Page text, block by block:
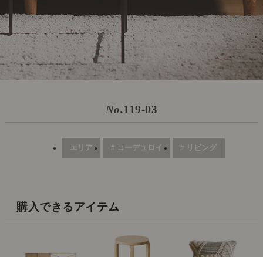
No.119-03
エリア # コーデュロイ # リビング
購入できるアイテム